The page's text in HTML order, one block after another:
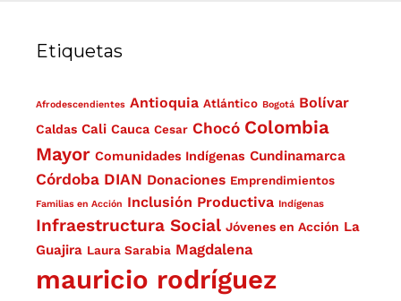
Etiquetas
Afrodescendientes Antioquia Atlántico Bogotá Bolívar
Caldas Cali Cauca Cesar Chocó Colombia
Mayor Comunidades Indígenas Cundinamarca
Córdoba DIAN Donaciones Emprendimientos
Familias en Acción Inclusión Productiva Indígenas
Infraestructura Social Jóvenes en Acción La
Guajira Laura Sarabia Magdalena
mauricio rodríguez